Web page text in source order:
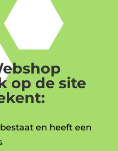
op de site
en heeft een